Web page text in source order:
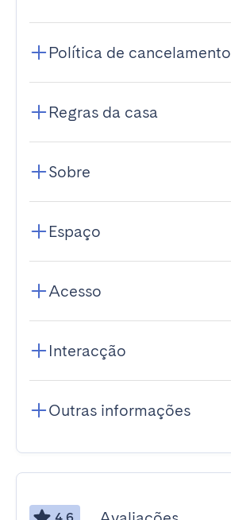
Política de cancelamento
Regras da casa
Sobre
Espaço
Acesso
Interacção
Outras informações